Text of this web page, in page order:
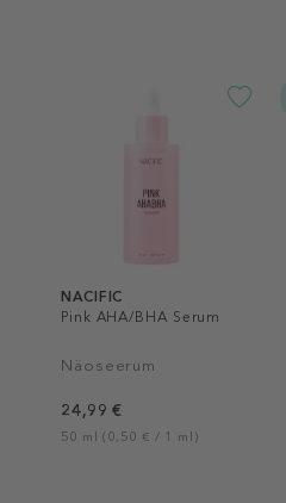
NACIFIC
Pink AHA/BHA Serum
Näoseerum
24,99 €
50 ml (0,50 € / 1 ml)